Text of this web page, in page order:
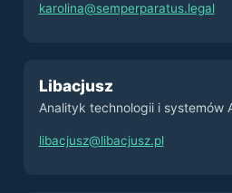
karolina@semperparatus.legal
Libacjusz
Analityk technologii i systemów
libacjusz@libacjusz.pl